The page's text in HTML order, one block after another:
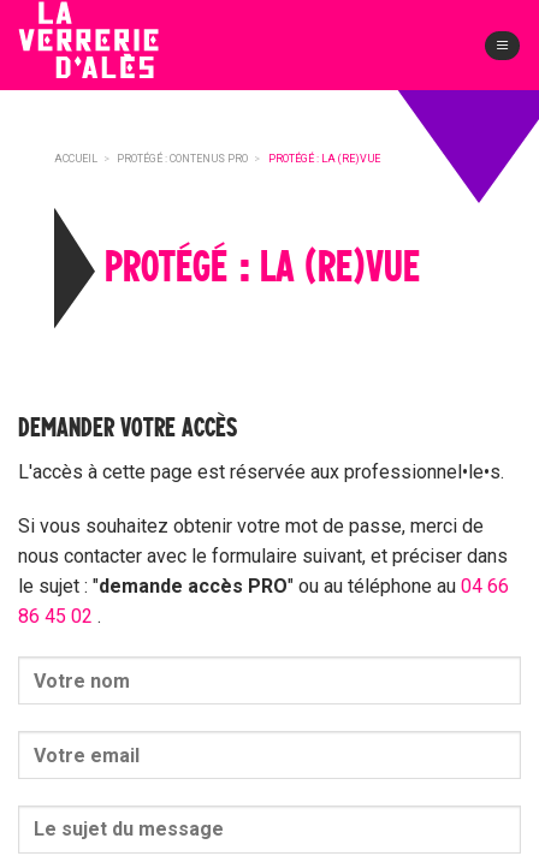
content
ACCUEIL > PROTÉGÉ : CONTENUS PRO > PROTÉGÉ : LA (RE)VUE
PROTÉGÉ : LA (RE)VUE
DEMANDER VOTRE ACCÈS
L'accès à cette page est réservée aux professionnel•le•s.
Si vous souhaitez obtenir votre mot de passe, merci de
nous contacter avec le formulaire suivant, et préciser dans
le sujet : "demande accès PRO" ou au téléphone au 04 66
86 45 02 .